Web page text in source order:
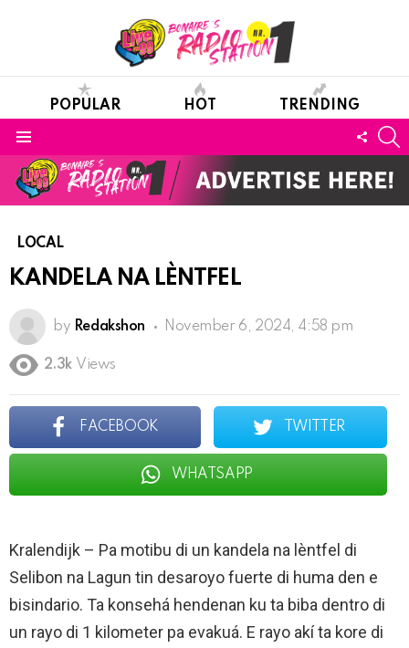
POPULAR HOT TRENDING
LOCAL
KANDELA NA LÈNTFEL
by Redakshon November 6, 2024, 4:58 pm
2.3k Views
FACEBOOK TWITTER
WHATSAPP
Kralendijk – Pa motibu di un kandela na lèntfel di
Selibon na Lagun tin desaroyo fuerte di huma den e
bisindario. Ta konsehá hendenan ku ta biba dentro di
un rayo di 1 kilometer pa evakuá. E rayo akí ta kore di